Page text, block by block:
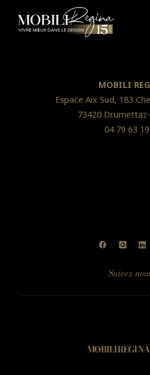
MOBILI
Espace Aix Sud, 183
73420
04 79 63
Suivez-